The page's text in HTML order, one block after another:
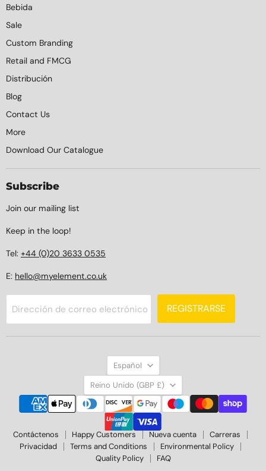
Bebida
Sale
Custom Branding
Retail and FMCG
Distribución
Blog
Contact Us
More
Download Our Catalogue
Subscribe
Join our mailing list
Keep in the loop!
Tel: +44 (0)20 3633 0535
E: hello@myelement.co.uk
Dirección de correo electrónico REGISTRARSE
Idioma
Español
País
Reino Unido (GBP £)
Contáctenos Happy Customers Nueva cuenta
Carreras
Privacidad
Terms and Conditions
Environmental Policy
Quality Policy
FAQ